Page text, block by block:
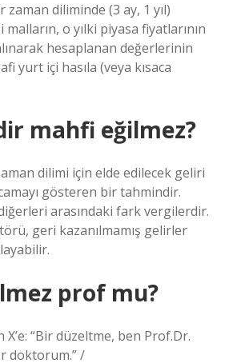
diliminde (3 ay, 1 yıl)
o yılki piyasa fiyatlarının
hesaplanan değerlerinin
yurt içi hasıla (veya kısaca
mahfi eğilmez?
dilimi için elde edilecek geliri
gösteren bir tahmindir.
arasındaki fark vergilerdir.
geri kazanılmamış gelirler
prof mu?
X’e: “Bir düzeltme, ben Prof.Dr.
doktorum.” /